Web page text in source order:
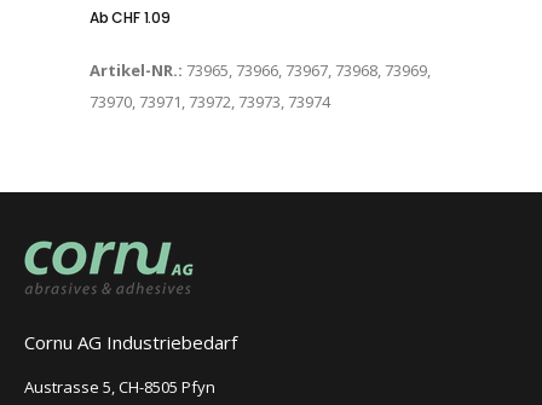
AbCHF1.09
Artikel-NR.: 73965, 73966, 73967, 73968, 73969,
73970, 73971, 73972, 73973, 73974
Cornu AG Industriebedarf
Austrasse 5, CH-8505 Pfyn